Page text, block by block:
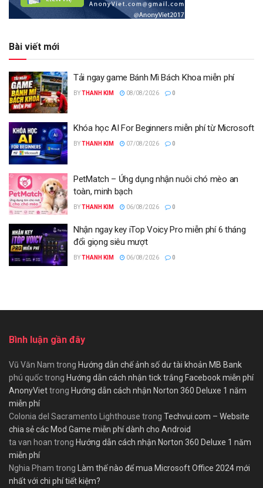
Bài viết mới
Tải ngay game Bánh Mì Bách Khoa miễn phí
BYTHANH KIM 08/08/2026 0
Khóa học AI For Beginners miễn phí từ Microsoft
BYTHANH KIM 07/08/2026 0
PetMatch – Ứng dụng nhận nuôi chó mèo an
toàn, minh bạch
BYTHANH KIM 06/08/2026 0
Nhận ngay key iTop Voicy Pro miễn phí 6 tháng
đổi giọng siêu mượt
BYTHANH KIM 06/08/2026 0
Bình luận gần đây
Vũ Văn Nam trong Hướng dẫn chế ảnh số dư tài khoản MB Bank
phú quốctrong Hướng dẫn cách nhận tick trắng Facebook miễn phí
AnonyViettrong Hướng dẫn cách nhận Norton 360 Deluxe 1 năm
miễn phí
Colonia del Sacramento Lighthouse trong Techvui.com – Website
chia sẻ các Mod Game miễn phí dành cho Android
ta van hoan trong Hướng dẫn cách nhận Norton 360 Deluxe 1 năm
miễn phí
Nghia Pham trong Làm thế nào để mua Microsoft Office 2024 mới
nhất với chi phí tiết kiệm?